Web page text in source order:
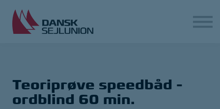
Teoriprøve speedbåd -
ordblind 60 min.